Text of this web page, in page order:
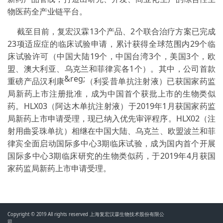
物医药全产业链平台。
截至目前，复宏汉霖13个产品、2个联合治疗方案已完成
23项适应症的临床试验申请，累计获得全球范围内29个临
床试验许可（中国大陆19个，中国台湾3个，美国3个，欧
盟、澳大利亚、乌克兰和菲律宾各1个）。其中，公司首款
重磅产品汉利康&reg; （利妥昔单抗注射液）已获国家药监
局新药上市注册批准，成为中国首个获批上市的生物类似
药。HLX03（阿达木单抗注射液）于2019年1月获国家药监
局新药上市申请受理，现已纳入优先审评程序。HLX02（注
射用曲妥珠单抗）相继在中国大陆、乌克兰、欧盟波兰和菲
律宾全面启动国际多中心3期临床试验，成为国内首个开展
国际多中心3期临床研究的生物类似药，于2019年4月获国
家药监局新药上市申请受理。
Copyright © 2019 All rights reserved 上海复宏汉霖生物技术股份有限公